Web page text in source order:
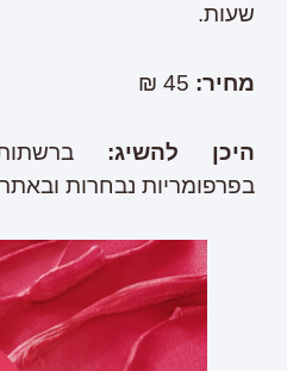
שעות.
מחיר:
היכן להשיג:
בפרפומריות נבחרות